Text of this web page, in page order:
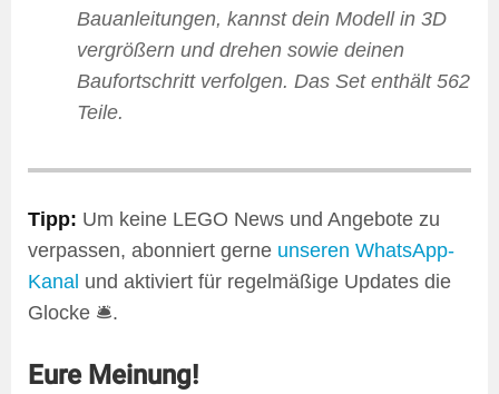
Bauanleitungen, kannst dein Modell in 3D
vergrößern und drehen sowie deinen
Baufortschritt verfolgen. Das Set enthält 562
Teile.
Tipp: Um keine LEGO News und Angebote zu
verpassen, abonniert gerne unseren WhatsApp-
Kanal und aktiviert für regelmäßige Updates die
Glocke 🛎️.
Eure Meinung!